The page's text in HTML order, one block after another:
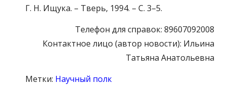
Г. Н. Ищука. – Тверь, 1994. – С. 3–5.
Телефон для справок: 89607092008
Контактное лицо (автор новости): Ильина
Татьяна Анатольевна
Метки: Научный полк